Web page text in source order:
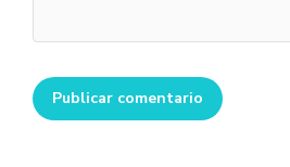
Publicar comentario